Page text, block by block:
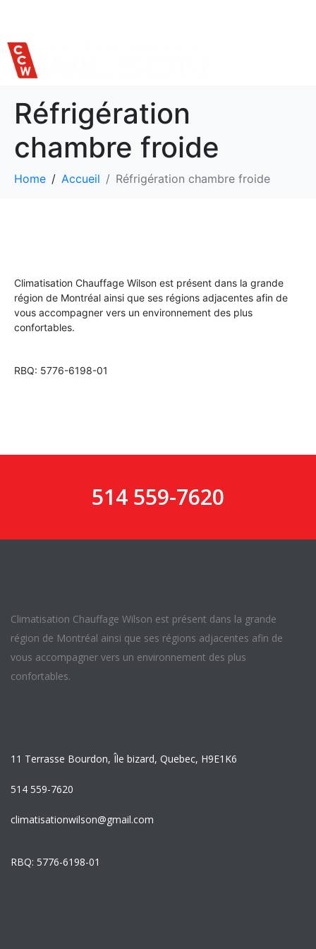
Réfrigération
chambre froide
Home Accueil Réfrigération chambre froide
Climatisation Chauffage Wilson est présent dans la grande
région de Montréal ainsi que ses régions adjacentes afin de
vous accompagner vers un environnement des plus
confortables.
RBQ: 5776-6198-01
514 559-7620
Climatisation Chauffage Wilson est présent dans la grande
région de Montréal ainsi que ses régions adjacentes afin de
vous accompagner vers un environnement des plus
confortables.
11 Terrasse Bourdon, Île bizard, Quebec, H9E1K6
514 559-7620
climatisationwilson@gmail.com
RBQ: 5776-6198-01